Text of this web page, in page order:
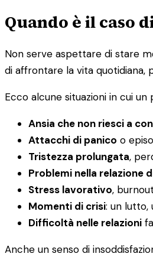
Quando è il caso
Non serve aspettare di stare
di affrontare la vita quotidiana,
Ecco alcune situazioni in cui
Ansia che non riesci a
Attacchi di panico o
Tristezza prolungata,
Problemi nella relazione
Stress lavorativo,
Momenti di crisi: un lutto,
Difficoltà nelle relazioni
Anche un senso di